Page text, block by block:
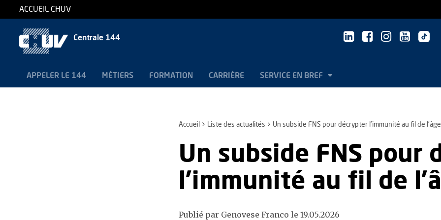
ACCUEIL CHUV
Centrale 144
APPELER LE 144 MÉTIERS FORMATION CARRIÈRE SERVICE EN BREF
Accueil Liste des actualités Un subside FNS pour décrypter l’immunité au fil de l’âge
Un subside FNS pour
l’immunité au fil de
Publié par Genovese Franco le 19.05.2026